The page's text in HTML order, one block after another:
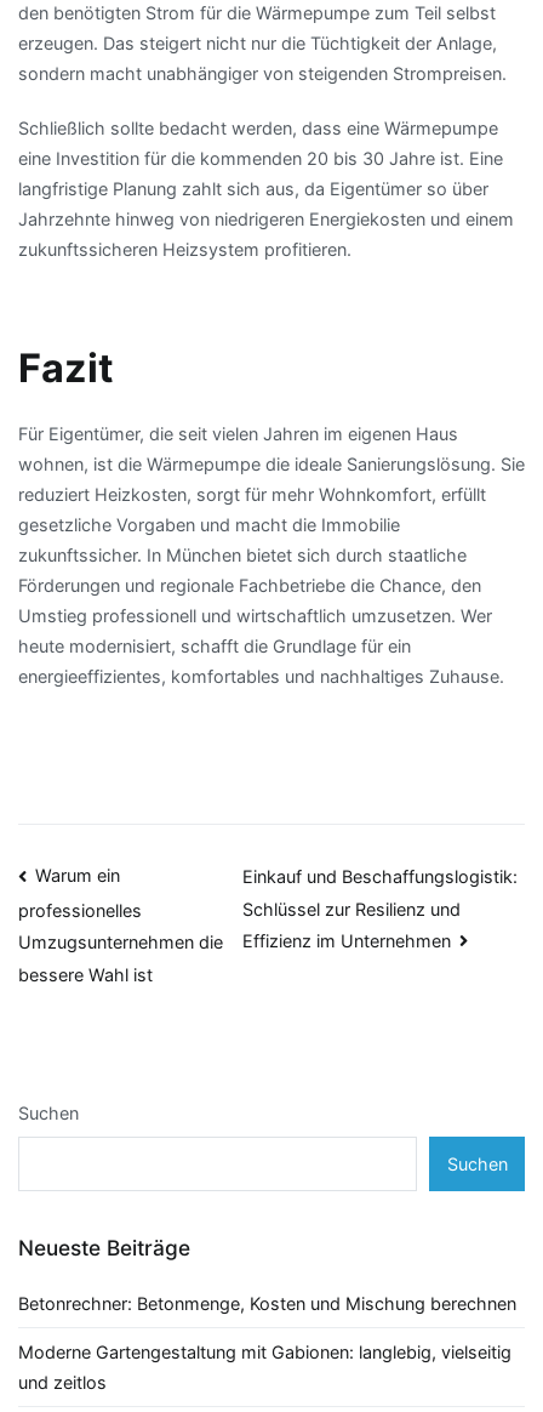
den benötigten Strom für die Wärmepumpe zum Teil selbst
erzeugen. Das steigert nicht nur die Tüchtigkeit der Anlage,
sondern macht unabhängiger von steigenden Strompreisen.
Schließlich sollte bedacht werden, dass eine Wärmepumpe
eine Investition für die kommenden 20 bis 30 Jahre ist. Eine
langfristige Planung zahlt sich aus, da Eigentümer so über
Jahrzehnte hinweg von niedrigeren Energiekosten und einem
zukunftssicheren Heizsystem profitieren.
Fazit
Für Eigentümer, die seit vielen Jahren im eigenen Haus
wohnen, ist die Wärmepumpe die ideale Sanierungslösung. Sie
reduziert Heizkosten, sorgt für mehr Wohnkomfort, erfüllt
gesetzliche Vorgaben und macht die Immobilie
zukunftssicher. In München bietet sich durch staatliche
Förderungen und regionale Fachbetriebe die Chance, den
Umstieg professionell und wirtschaftlich umzusetzen. Wer
heute modernisiert, schafft die Grundlage für ein
energieeffizientes, komfortables und nachhaltiges Zuhause.
Beitragsnavigation
Warum ein
professionelles
Umzugsunternehmen die
bessere Wahl ist
Einkauf und Beschaffungslogistik:
Schlüssel zur Resilienz und
Effizienz im Unternehmen
Suchen
Suchen
Neueste Beiträge
Betonrechner: Betonmenge, Kosten und Mischung berechnen
Moderne Gartengestaltung mit Gabionen: langlebig, vielseitig
und zeitlos